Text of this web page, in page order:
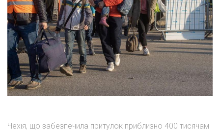
Чехія, що забезпечила притулок приблизно 400 тисячам